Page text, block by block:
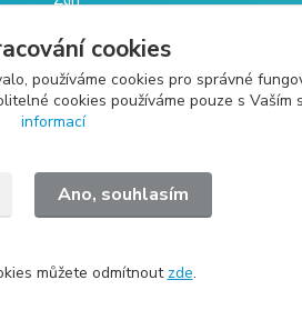
cookies
používáme cookies pro správné
cookies používáme pouze s Vaším
informací
Ano, souhlasím
můžete odmítnout zde.